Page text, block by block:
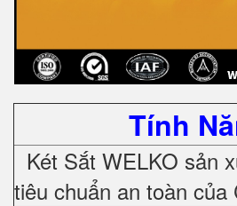
Tính
Két Sắt WELKO sản
tiêu chuẩn an toàn của